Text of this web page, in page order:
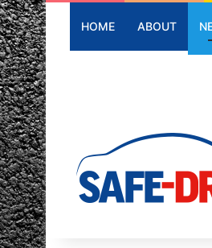
HOME ABOUT